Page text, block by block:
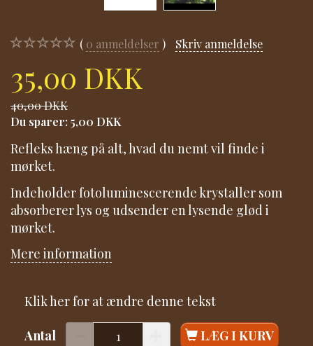
0 anmeldelser Skriv anmeldelse
35,00 DKK
40,00 DKK
Du sparer: 5,00 DKK
Refleks hæng på alt, hvad du nemt vil finde i
mørket.
Indeholder fotoluminescerende krystaller som
absorberer lys og udsender en lysende glød i
mørket.
Mere information
Klik her for at ændre denne tekst
Antal LÆG I KURV